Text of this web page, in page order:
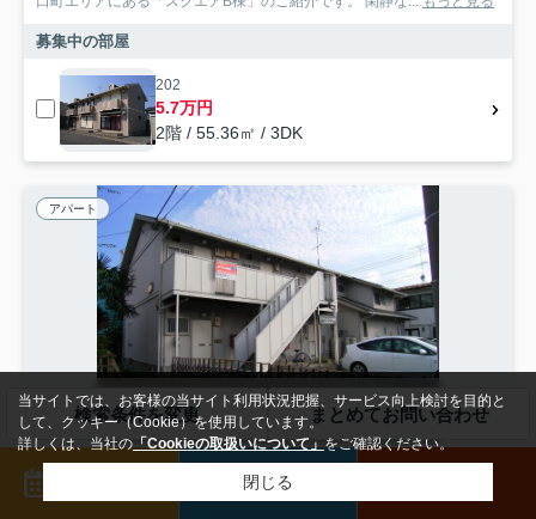
募集中の部屋
202
5.7万円
2階 / 55.36㎡ / 3DK
アパート
NEW
検索条件を変更 まとめてお問い合わせ
メール
当サイトでは、お客様の当サイト利用状況把握、サービス向上検討を目的と
して、クッキー（Cookie）を使用しています。
詳しくは、当社の「Cookieの取扱いについて」をご確認ください。
閉じる